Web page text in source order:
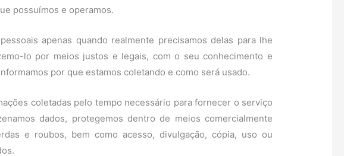
possuímos e operamos.
apenas quando realmente precisamos delas para lhe
lo por meios justos e legais, com o seu conhecimento e
por que estamos coletando e como será usado.
coletadas pelo tempo necessário para fornecer o serviço
dados, protegemos dentro de meios comercialmente
e roubos, bem como acesso, divulgação, cópia, uso ou